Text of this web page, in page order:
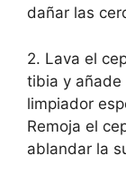
dañar las
2. Lava el
tibia y añade
limpiador
Remoja el
ablandar la